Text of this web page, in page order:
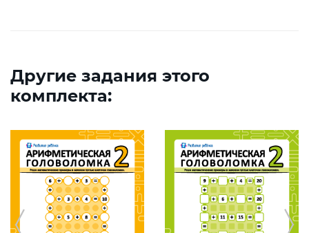
Другие задания этого
комплекта: